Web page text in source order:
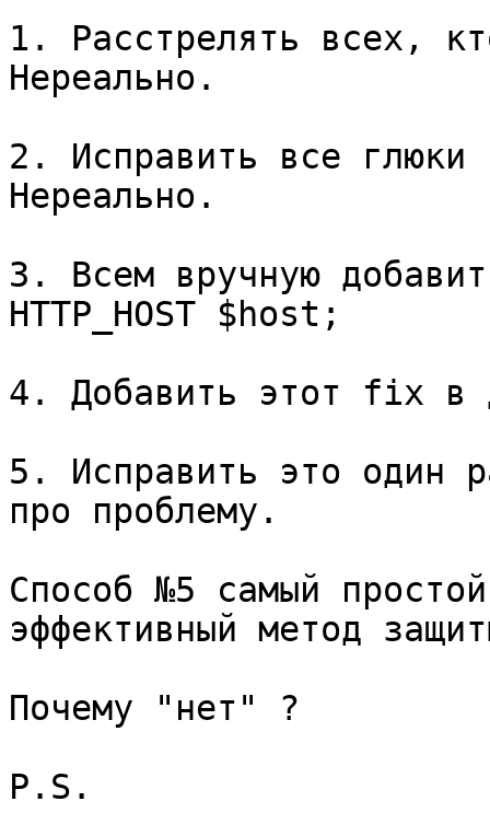
1. Расстрелять всех,
Нереально.
2. Исправить все
Нереально.
3. Всем вручную
HTTP_HOST $host;
4. Добавить этот fix в
5. Исправить это один
про проблему.
Способ №5 самый
эффективный метод
Почему "нет" ?
P.S.